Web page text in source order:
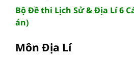
Bộ Đề thi Lịch Sử & Địa Lí 6
án)
Môn Địa Lí